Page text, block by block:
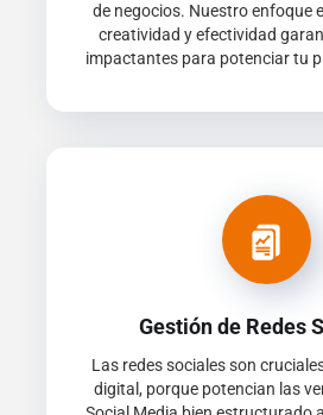
de negocios. Nuestro enfoque
creatividad y efectividad
impactantes para potenciar tu
Gestión de Redes
Las redes sociales son
digital, porque potencian las